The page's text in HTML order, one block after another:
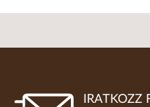
IRATKOZZ